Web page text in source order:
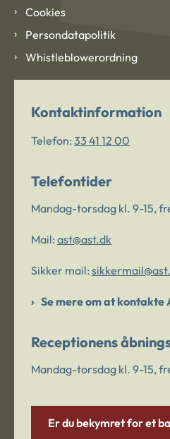
Cookies
Persondatapolitik
Whistleblowerordning
Kontaktinformation
Telefon: 33 41 12 00
Telefontider
Mandag-torsdag kl. 9-15,
Mail: ast@ast.dk
Sikker mail:
Se mere om at kontakte
Receptionens
Mandag-torsdag kl. 9-15,
Er du bekymret for et